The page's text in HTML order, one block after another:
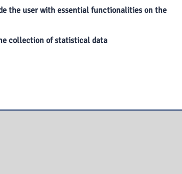
the user with essential functionalities on the
collection of statistical data